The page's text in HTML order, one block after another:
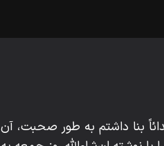
بنا داشتم به طور صحبت، آن